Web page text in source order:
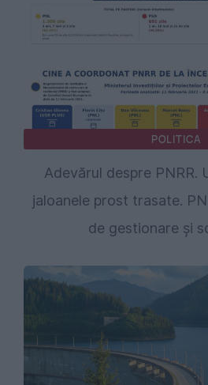
POLITICA
Adevărul despre PNRR.
jaloanele prost trasate.
de gestionare și